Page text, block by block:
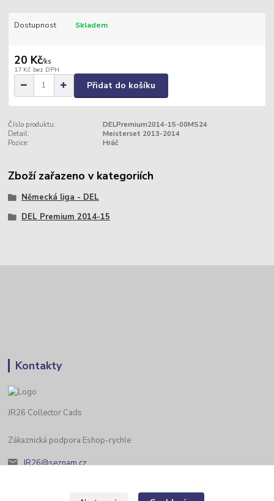
Dostupnost Skladem
20 Kč/ks
17 Kč bez DPH
Přidat do košíku
Číslo produktu:
DELPremium2014-15-00MS24
Detail:
Meisterset 2013-2014
Pozice:
Hráč
Zboží zařazeno v kategoriích
Německá liga - DEL
DEL Premium 2014-15
Kontakty
JR26 Collector Cads
Zákaznická podpora Eshop-rychle
JR26@seznam.cz